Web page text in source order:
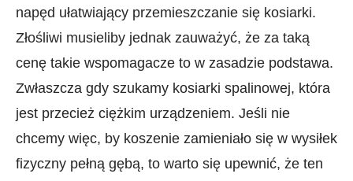
napęd ułatwiający przemieszczanie się kosiarki.
Złośliwi musieliby jednak zauważyć, że za taką
cenę takie wspomagacze to w zasadzie podstawa.
Zwłaszcza gdy szukamy kosiarki spalinowej, która
jest przecież ciężkim urządzeniem. Jeśli nie
chcemy więc, by koszenie zamieniało się w wysiłek
fizyczny pełną gębą, to warto się upewnić, że ten